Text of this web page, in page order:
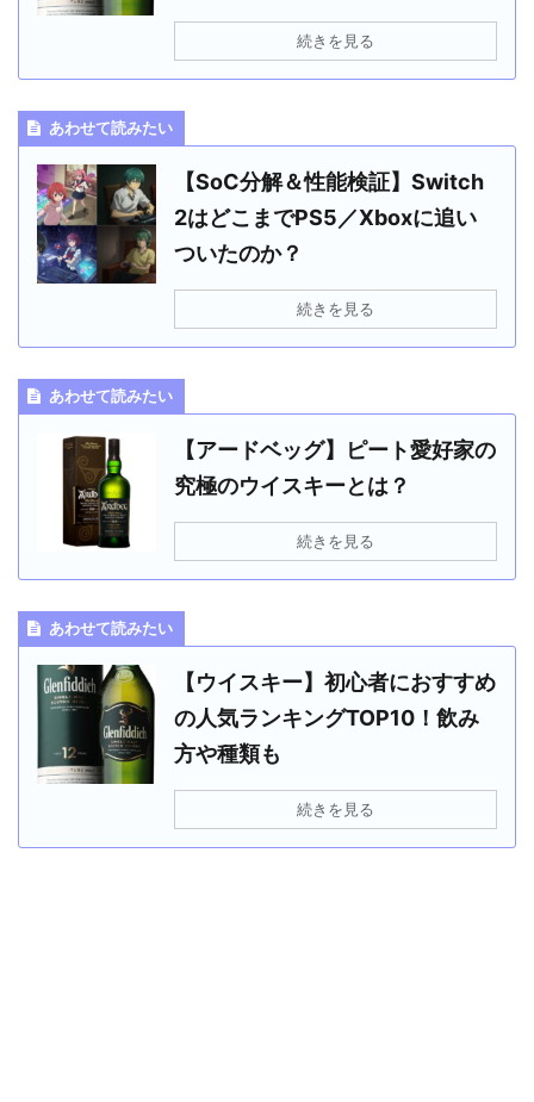
続きを見る
あわせて読みたい
【SoC分解＆性能検証】Switch
2はどこまでPS5／Xboxに追い
ついたのか？
続きを見る
あわせて読みたい
【アードベッグ】ピート愛好家の
究極のウイスキーとは？
続きを見る
あわせて読みたい
【ウイスキー】初心者におすすめ
の人気ランキングTOP10！飲み
方や種類も
続きを見る